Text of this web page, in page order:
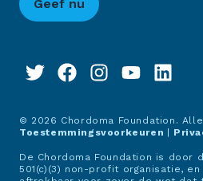
Geef nu
© 2026 Chordoma Foundation.
Toestemmingsvoorkeuren
De Chordoma Foundation is door
501(c)(3) non-profit organisatie,